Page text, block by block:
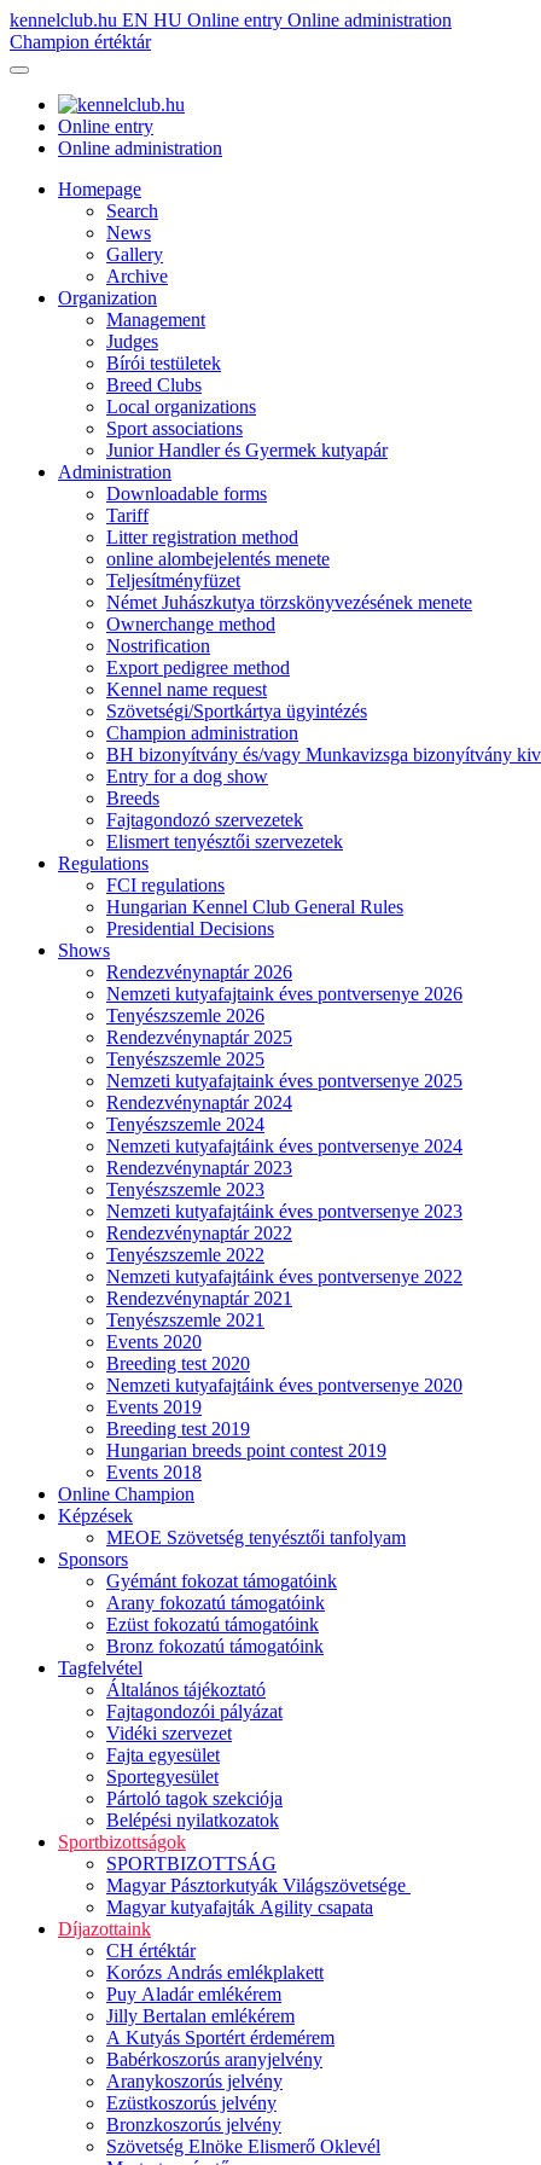
kennelclub.hu EN HU Online entry Online administration
Champion értéktár
Online entry
Online administration
Homepage
Search
News
Gallery
Archive
Organization
Management
Judges
Bírói testületek
Breed Clubs
Local organizations
Sport associations
Junior Handler és Gyermek kutyapár
Administration
Downloadable forms
Tariff
Litter registration method
online alombejelentés menete
Teljesítményfüzet
Német Juhászkutya törzskönyvezésének menete
Ownerchange method
Nostrification
Export pedigree method
Kennel name request
Szövetségi/Sportkártya ügyintézés
Champion administration
BH bizonyítvány és/vagy Munkavizsga bizonyítvány
Entry for a dog show
Breeds
Fajtagondozó szervezetek
Elismert tenyésztői szervezetek
Regulations
FCI regulations
Hungarian Kennel Club General Rules
Presidential Decisions
Shows
Rendezvénynaptár 2026
Nemzeti kutyafajtaink éves pontversenye 2026
Tenyészszemle 2026
Rendezvénynaptár 2025
Tenyészszemle 2025
Nemzeti kutyafajtaink éves pontversenye 2025
Rendezvénynaptár 2024
Tenyészszemle 2024
Nemzeti kutyafajtáink éves pontversenye 2024
Rendezvénynaptár 2023
Tenyészszemle 2023
Nemzeti kutyafajtáink éves pontversenye 2023
Rendezvénynaptár 2022
Tenyészszemle 2022
Nemzeti kutyafajtáink éves pontversenye 2022
Rendezvénynaptár 2021
Tenyészszemle 2021
Events 2020
Breeding test 2020
Nemzeti kutyafajtáink éves pontversenye 2020
Events 2019
Breeding test 2019
Hungarian breeds point contest 2019
Events 2018
Online Champion
Képzések
MEOE Szövetség tenyésztői tanfolyam
Sponsors
Gyémánt fokozat támogatóink
Arany fokozatú támogatóink
Ezüst fokozatú támogatóink
Bronz fokozatú támogatóink
Tagfelvétel
Általános tájékoztató
Fajtagondozói pályázat
Vidéki szervezet
Fajta egyesület
Sportegyesület
Pártoló tagok szekciója
Belépési nyilatkozatok
Sportbizottságok
SPORTBIZOTTSÁG
Magyar Pásztorkutyák Világszövetsége
Magyar kutyafajták Agility csapata
Díjazottaink
CH értéktár
Korózs András emlékplakett
Puy Aladár emlékérem
Jilly Bertalan emlékérem
A Kutyás Sportért érdemérem
Babérkoszorús aranyjelvény
Aranykoszorús jelvény
Ezüstkoszorús jelvény
Bronzkoszorús jelvény
Szövetség Elnöke Elismerő Oklevél